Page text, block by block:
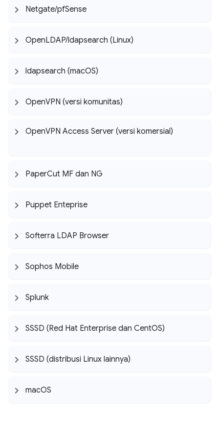
Netgate/pfSense
OpenLDAP/ldapsearch (Linux)
ldapsearch (macOS)
OpenVPN (versi komunitas)
OpenVPN Access Server (versi komersial)
PaperCut MF dan NG
Puppet Enteprise
Softerra LDAP Browser
Sophos Mobile
Splunk
SSSD (Red Hat Enterprise dan CentOS)
SSSD (distribusi Linux lainnya)
macOS